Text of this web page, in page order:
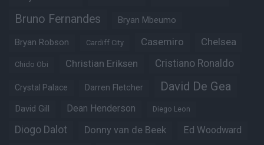
Bruno Fernandes Bryan Mbeumo
Bryan Robson Cardiff City Casemiro Chelsea
Chido Obi Christian Eriksen Cristiano Ronaldo
Crystal Palace Darren Fletcher David De Gea
David Gill Dean Henderson Diego Leon
Diogo Dalot Donny van de Beek Ed Woodward